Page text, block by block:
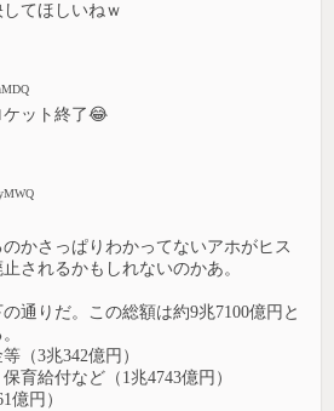
てほしいねｗ
ケット終了😂
かさっぱりわかってないアホがヒス
されるかもしれないのかあ。
通りだ。この総額は約9兆7100億円と
（3兆342億円）
育給付など（1兆4743億円）
億円）